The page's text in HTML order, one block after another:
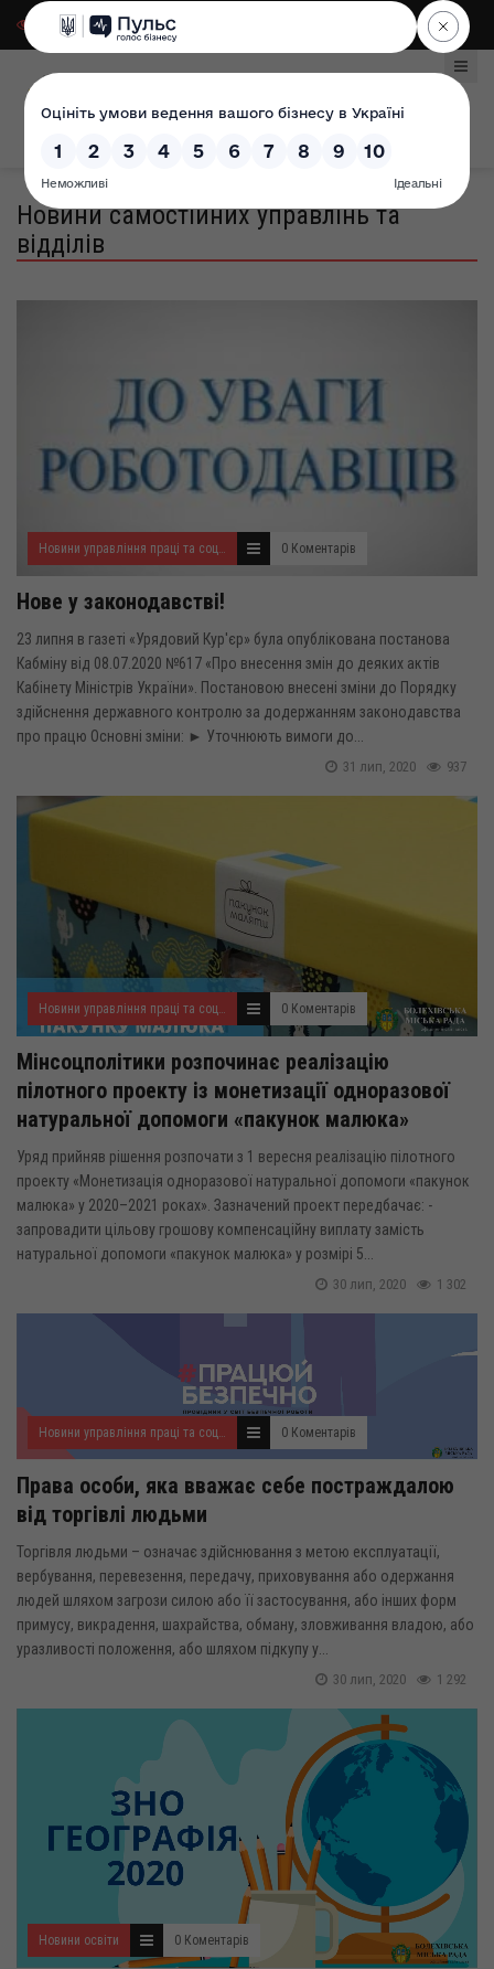
Для слабозорих|
Новини самостійних управлінь та
відділів
Новини управління праці та соціального захисту населення 0 Коментарів
Нове у законодавстві!
23 липня в газеті «Урядовий Кур'єр» була опублікована постанова
Кабміну від 08.07.2020 №617 «Про внесення змін до деяких актів
Кабінету Міністрів України». Постановою внесені зміни до Порядку
здійснення державного контролю за додержанням законодавства
про працю Основні зміни: ► Уточнюють вимоги до...
937
31 лип, 2020
Новини управління праці та соціального захисту населення 0 Коментарів
Мінсоцполітики розпочинає реалізацію
пілотного проекту із монетизації одноразової
натуральної допомоги «пакунок малюка»
Уряд прийняв рішення розпочати з 1 вересня реалізацію пілотного
проекту «Монетизація одноразової натуральної допомоги «пакунок
малюка» у 2020–2021 роках». Зазначений проект передбачає: -
запровадити цільову грошову компенсаційну виплату замість
натуральної допомоги «пакунок малюка» у розмірі 5...
1 302
30 лип, 2020
Новини управління праці та соціального захисту населення 0 Коментарів
Права особи, яка вважає себе постраждалою
від торгівлі людьми
Торгівля людьми – означає здійснювання з метою експлуатації,
вербування, перевезення, передачу, приховування або одержання
людей шляхом загрози силою або її застосування, або інших форм
примусу, викрадення, шахрайства, обману, зловживання владою, або
уразливості положення, або шляхом підкупу у...
1 292
30 лип, 2020
Новини освіти 0 Коментарів